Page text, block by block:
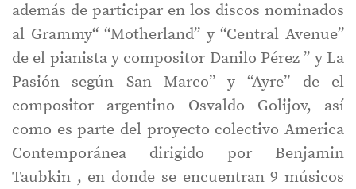
además de participar en los discos nominados
al Grammy“ “Motherland” y “Central Avenue”
de el pianista y compositor Danilo Pérez ” y La
Pasión según San Marco” y “Ayre” de el
compositor argentino Osvaldo Golijov, así
como es parte del proyecto colectivo America
Contemporánea dirigido por Benjamin
Taubkin , en donde se encuentran 9 músicos